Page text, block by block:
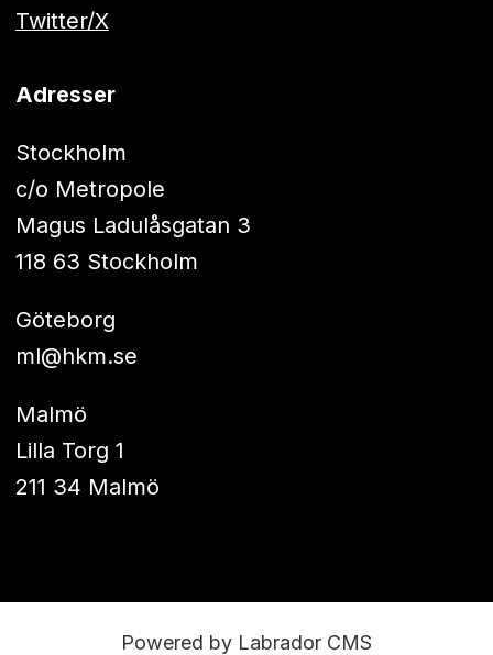
Twitter/X
Adresser
Stockholm
c/o Metropole
Magus Ladulåsgatan 3
118 63 Stockholm
Göteborg
ml@hkm.se
Malmö
Lilla Torg 1
211 34 Malmö
Powered by Labrador CMS